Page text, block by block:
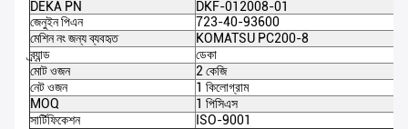
DEKA PN
DKF-012008-01
জেনুইন পিএন
723-40-93600
মেশিন নং জন্য ব্যবহৃত
KOMATSU PC200-8
ব্র্যান্ড
ডেকা
মোট ওজন
2 কেজি
নেট ওজন
1 কিলোগ্রাম
MOQ
1 পিসিএস
সার্টিফিকেশন
ISO-9001